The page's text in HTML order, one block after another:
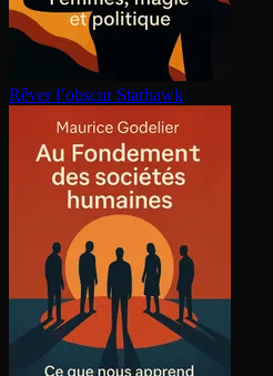
Rêver l’obscur Starhawk